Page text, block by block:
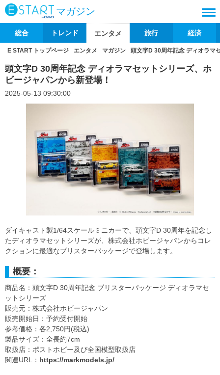
マガジン
総合 トレンド エンタメ 旅行 経済
E START トップページ エンタメ マガジン 頭文字D 30周年記念 ディオラマ
頭文字D 30周年記念 ディオラマセットシリーズ、ホ
ビージャパンから新登場！
2025-05-13 09:30:00
ダイキャスト製1/64スケールミニカーで、頭文字D 30周年を記念し
たディオラマセットシリーズが、株式会社ホビージャパンからコレ
クションに最適なブリスターパッケージで登場します。
概要：
商品名：頭文字D 30周年記念 ブリスターパッケージ ディオラマセ
ットシリーズ
販売元：株式会社ホビージャパン
販売開始日：予約受付開始
参考価格：各2,750円(税込)
製品サイズ：全長約7cm
取扱店：ポストホビー及び全国模型取扱店
関連URL： https://markmodels.jp/